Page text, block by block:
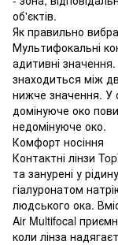
об'єктів.
Як правильно
Мультифокальні
адитивні
знаходиться між
нижче значення. У
домінуюче око
недомінуюче око.
Комфорт носіння
Контактні лінзи
та занурені у
гіалуронатом
людського ока.
Air Multifocal
коли лінза